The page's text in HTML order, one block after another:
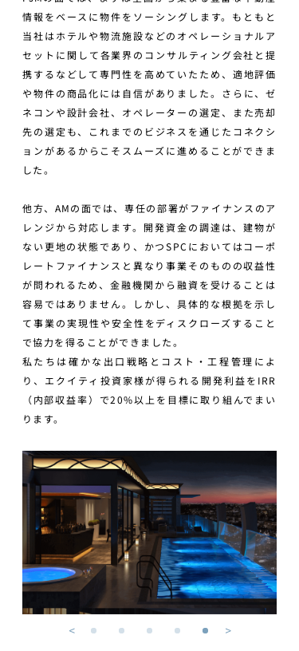
情報をベースに物件をソーシングします。もともと
当社はホテルや物流施設などのオペレーショナルア
セットに関して各業界のコンサルティング会社と提
携するなどして専門性を高めていたため、適地評価
や物件の商品化には自信がありました。さらに、ゼ
ネコンや設計会社、オペレーターの選定、また売却
先の選定も、これまでのビジネスを通じたコネクシ
ョンがあるからこそスムーズに進めることができま
した。
他方、AMの面では、専任の部署がファイナンスのア
レンジから対応します。開発資金の調達は、建物が
ない更地の状態であり、かつSPCにおいてはコーポ
レートファイナンスと異なり事業そのものの収益性
が問われるため、金融機関から融資を受けることは
容易ではありません。しかし、具体的な根拠を示し
て事業の実現性や安全性をディスクローズすること
で協力を得ることができました。
私たちは確かな出口戦略とコスト・工程管理によ
り、エクイティ投資家様が得られる開発利益をIRR
（内部収益率）で20%以上を目標に取り組んでまい
ります。